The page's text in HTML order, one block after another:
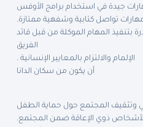
جيدة في استخدام برامج الأوفس
تواصل كتابية وشفهية ممتازة.
بتنفيذ المهام الموكلة من قبل قائد
الفريق
الإلمام والالتزام بالمعايير الإنسانية .
أن يكون من سكان الدانا
وتثقيف المجتمع حول حماية الطفل
ذوي الإعاقة ضمن المجتمع.